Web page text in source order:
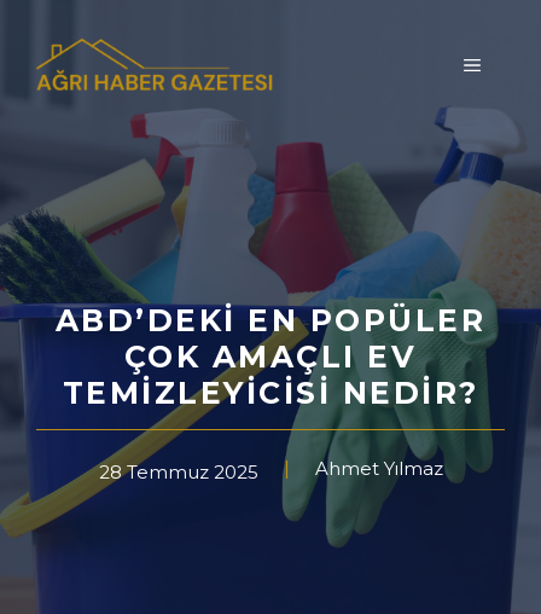
MENÜ
ABD’DEKI EN POPÜLER
ÇOK AMAÇLI EV
TEMIZLEYICISI NEDIR?
28 Temmuz 2025 Ahmet Yılmaz